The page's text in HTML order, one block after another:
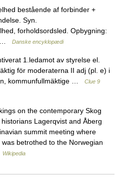
bestående af forbinder +
Syn.
forholdsordsled. Opbygning:
…
Danske encyklopædi
1.ledamot av styrelse el.
för moderaterna II adj (pl. e) i
kommunfullmäktige …
Clue 9
on the contemporary Skog
Lagerqvist and Åberg
summit meeting where
betrothed to the Norwegian
Wikipedia